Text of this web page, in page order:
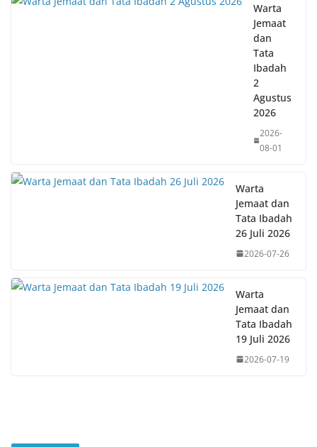
Warta
Jemaat
dan
Tata
Ibadah
2
Agustus
2026
2026-
08-01
Warta
Jemaat dan
Tata Ibadah
26 Juli 2026
2026-07-26
Warta
Jemaat dan
Tata Ibadah
19 Juli 2026
2026-07-19